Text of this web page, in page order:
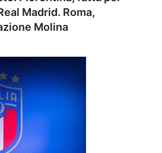
Madrid. Roma,
Molina